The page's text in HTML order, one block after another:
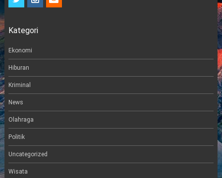
t
r
n
a
m
Kategori
Ekonomi
Hiburan
Kriminal
News
Olahraga
Politik
Uncategorized
Wisata